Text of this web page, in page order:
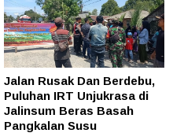
Jalan Rusak Dan Berdebu,
Puluhan IRT Unjukrasa di
Jalinsum Beras Basah
Pangkalan Susu